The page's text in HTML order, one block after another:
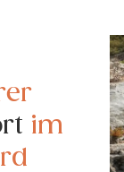
im